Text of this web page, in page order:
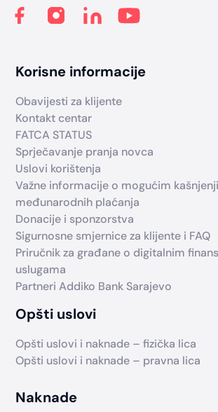
Korisne informacije
Obavijesti za klijente
Kontakt centar
FATCA STATUS
Sprječavanje pranja novca
Uslovi korištenja
Važne informacije o mogućim
međunarodnih plaćanja
Donacije i sponzorstva
Sigurnosne smjernice za klijente i FAQ
Priručnik za građane o digitalnim
uslugama
Partneri Addiko Bank Sarajevo
Opšti uslovi
Opšti uslovi i naknade – fizička lica
Opšti uslovi i naknade – pravna lica
Naknade